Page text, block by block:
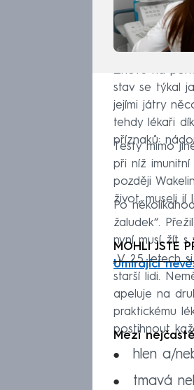
Znovu na
stav se týkal
jejími játry
tehdy lékaři
příznaků:
Testy mimo
při níž
později
život, museli
Po
žaludek“.
nyní musí žít s
MOHLI JSTE
Umírající
„V 25 letech
starší lidi.
apeluje na
praktickému
postihnout
Mezi
hlen a/
tmavá